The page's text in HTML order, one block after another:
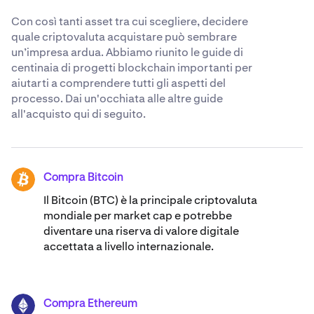
Con così tanti asset tra cui scegliere, decidere
quale criptovaluta acquistare può sembrare
un’impresa ardua. Abbiamo riunito le guide di
centinaia di progetti blockchain importanti per
aiutarti a comprendere tutti gli aspetti del
processo. Dai un'occhiata alle altre guide
all'acquisto qui di seguito.
BTC Compra Bitcoin
Il Bitcoin (BTC) è la principale criptovaluta
mondiale per market cap e potrebbe
diventare una riserva di valore digitale
accettata a livello internazionale.
ETH Compra Ethereum